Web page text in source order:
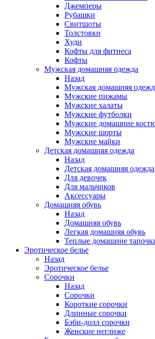
Джемперы
Рубашки
Свитшоты
Толстовки
Худи
Кофты для фитнеса
Кофты
Мужская домашняя одежда
Назад
Мужская домашняя
Мужские пижамы
Мужские халаты
Мужские футболки
Мужские домашние
Мужские шорты
Мужские майки
Детская домашняя одежда
Назад
Детская домашняя одежда
Для девочек
Для мальчиков
Аксессуары
Домашняя обувь
Назад
Домашняя обувь
Легкая домашняя обувь
Теплые домашние
Эротическое белье
Назад
Эротическое белье
Сорочки
Назад
Сорочки
Короткие сорочки
Длинные сорочки
Бэби-долл сорочки
Женские неглиже